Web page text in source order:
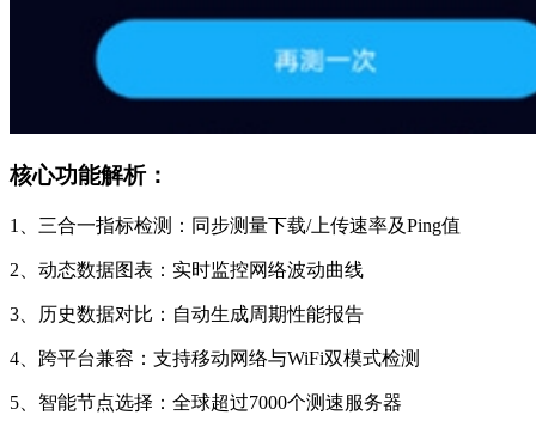
核心功能解析：
1、三合一指标检测：同步测量下载/上传速率及Ping值
2、动态数据图表：实时监控网络波动曲线
3、历史数据对比：自动生成周期性能报告
4、跨平台兼容：支持移动网络与WiFi双模式检测
5、智能节点选择：全球超过7000个测速服务器